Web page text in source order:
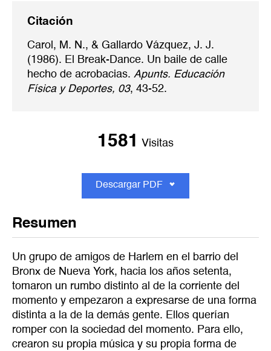
Citación
Carol, M. N., & Gallardo Vázquez, J. J.
(1986). El Break-Dance. Un baile de calle
hecho de acrobacias. Apunts. Educación
Física y Deportes, 03, 43-52.
1581 Visitas
Descargar PDF
Resumen
Un grupo de amigos de Harlem en el barrio del
Bronx de Nueva York, hacia los años setenta,
tomaron un rumbo distinto al de la corriente del
momento y empezaron a expresarse de una forma
distinta a la de la demás gente. Ellos querían
romper con la sociedad del momento. Para ello,
crearon su propia música y su propia forma de